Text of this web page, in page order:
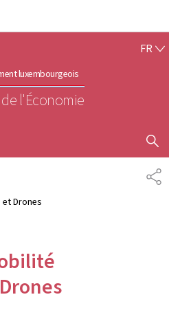
principal
contenu
luxembourgeois
l'Économie
FR
Drones